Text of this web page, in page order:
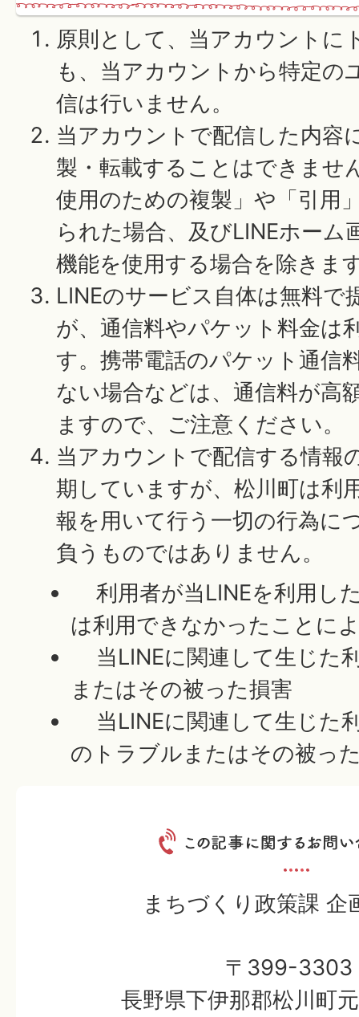
原則として、当アカウントに
も、当アカウントから特定の
信は行いません。
当アカウントで配信した内容
製・転載することはできませ
使用のための複製」や「引用
られた場合、及びLINEホーム
機能を使用する場合を除きま
LINEのサービス自体は無料で
が、通信料やパケット料金は
す。携帯電話のパケット通信
ない場合などは、通信料が高
ますので、ご注意ください。
当アカウントで配信する情報
期していますが、松川町は利
報を用いて行う一切の行為に
負うものではありません。
利用者が当LINEを利用し
は利用できなかったことに
当LINEに関連して生じた
またはその被った損害
当LINEに関連して生じた
のトラブルまたはその被っ
まちづくり政策課 企
〒399-3303
長野県下伊那郡松川町